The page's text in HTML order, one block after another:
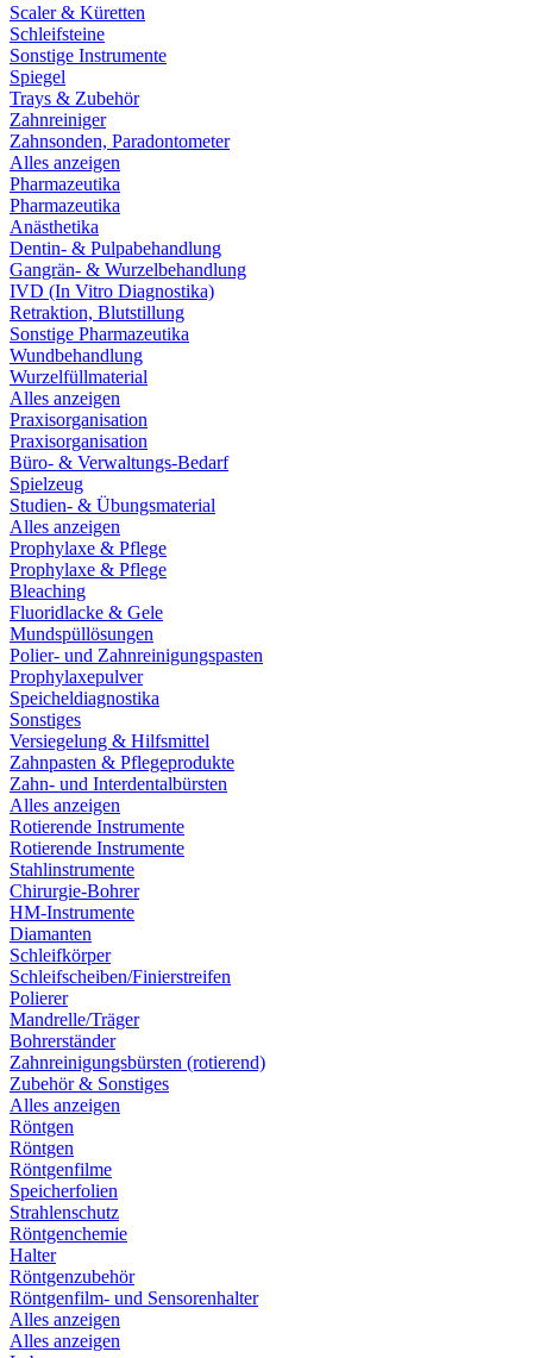
Scaler & Küretten
Schleifsteine
Sonstige Instrumente
Spiegel
Trays & Zubehör
Zahnreiniger
Zahnsonden, Paradontometer
Alles anzeigen
Pharmazeutika
Pharmazeutika
Anästhetika
Dentin- & Pulpabehandlung
Gangrän- & Wurzelbehandlung
IVD (In Vitro Diagnostika)
Retraktion, Blutstillung
Sonstige Pharmazeutika
Wundbehandlung
Wurzelfüllmaterial
Alles anzeigen
Praxisorganisation
Praxisorganisation
Büro- & Verwaltungs-Bedarf
Spielzeug
Studien- & Übungsmaterial
Alles anzeigen
Prophylaxe & Pflege
Prophylaxe & Pflege
Bleaching
Fluoridlacke & Gele
Mundspüllösungen
Polier- und Zahnreinigungspasten
Prophylaxepulver
Speicheldiagnostika
Sonstiges
Versiegelung & Hilfsmittel
Zahnpasten & Pflegeprodukte
Zahn- und Interdentalbürsten
Alles anzeigen
Rotierende Instrumente
Rotierende Instrumente
Stahlinstrumente
Chirurgie-Bohrer
HM-Instrumente
Diamanten
Schleifkörper
Schleifscheiben/Finierstreifen
Polierer
Mandrelle/Träger
Bohrerständer
Zahnreinigungsbürsten (rotierend)
Zubehör & Sonstiges
Alles anzeigen
Röntgen
Röntgen
Röntgenfilme
Speicherfolien
Strahlenschutz
Röntgenchemie
Halter
Röntgenzubehör
Röntgenfilm- und Sensorenhalter
Alles anzeigen
Alles anzeigen